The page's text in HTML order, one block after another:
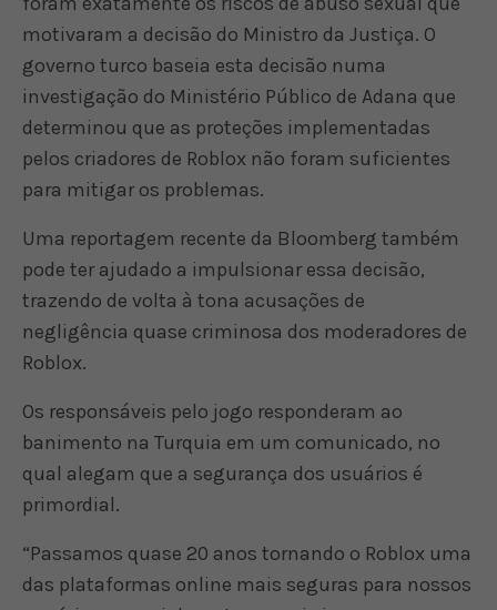
motivaram a decisão do Ministro da Justiça. O
governo turco baseia esta decisão numa
investigação do Ministério Público de Adana que
determinou que as proteções implementadas
pelos criadores de Roblox não foram suficientes
para mitigar os problemas.
Uma reportagem recente da Bloomberg também
pode ter ajudado a impulsionar essa decisão,
trazendo de volta à tona acusações de
negligência quase criminosa dos moderadores de
Roblox.
Os responsáveis pelo jogo responderam ao
banimento na Turquia em um comunicado, no
qual alegam que a segurança dos usuários é
primordial.
“Passamos quase 20 anos tornando o Roblox uma
das plataformas online mais seguras para nossos